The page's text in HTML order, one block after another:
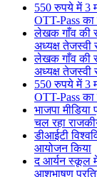
550 रुपये में 3
OTT-Pass का
लेखक गाँव की
अध्यक्ष तेजस्वी
लेखक गाँव की
अध्यक्ष तेजस्वी
550 रुपये में 3
OTT-Pass का
भाजपा
चल रहा
डीआईटी
आयोजन किया
द आर्यन स्कूल में
आशुभाषण